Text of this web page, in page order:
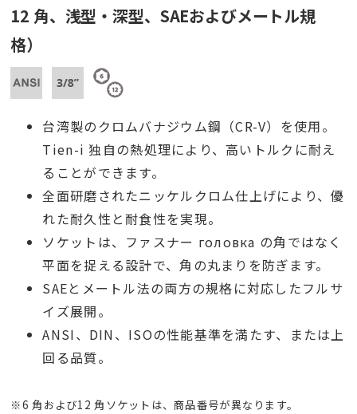
12 角、浅型・深型、SAEおよびメートル規
格）
台湾製のクロムバナジウム鋼（CR-V）を使用。
Tien-i 独自の熱処理により、高いトルクに耐え
ることができます。
全面研磨されたニッケルクロム仕上げにより、優
れた耐久性と耐食性を実現。
ソケットは、ファスナー головка の角ではなく
平面を捉える設計で、角の丸まりを防ぎます。
SAEとメートル法の両方の規格に対応したフルサ
イズ展開。
ANSI、DIN、ISOの性能基準を満たす、または上
回る品質。
※6 角および12 角ソケットは、商品番号が異なります。